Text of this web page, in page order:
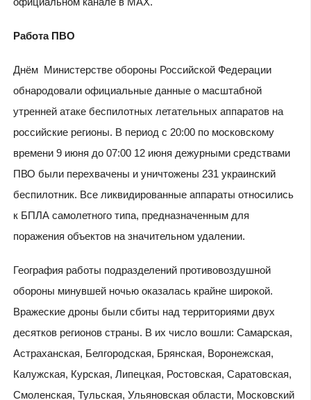
Работа ПВО
Днём Министерстве обороны Российской Федерации
обнародовали официальные данные о масштабной
утренней атаке беспилотных летательных аппаратов на
российские регионы. В период с 20:00 по московскому
времени 9 июня до 07:00 12 июня дежурными средствами
ПВО были перехвачены и уничтожены 231 украинский
беспилотник. Все ликвидированные аппараты относились
к БПЛА самолетного типа, предназначенным для
поражения объектов на значительном удалении.
География работы подразделений противовоздушной
обороны минувшей ночью оказалась крайне широкой.
Вражеские дроны были сбиты над территориями двух
десятков регионов страны. В их число вошли: Самарская,
Астраханская, Белгородская, Брянская, Воронежская,
Калужская, Курская, Липецкая, Ростовская, Саратовская,
Смоленская, Тульская, Ульяновская области, Московский